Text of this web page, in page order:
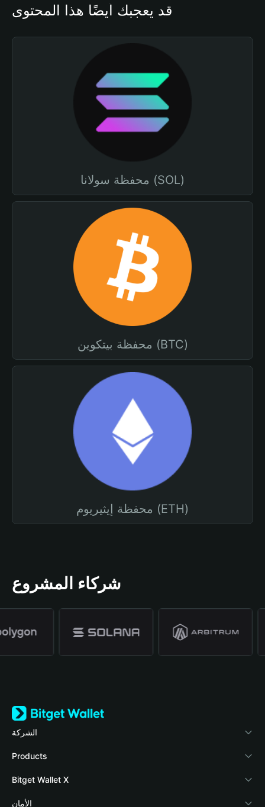
قد يعجبك أيضًا هذا المحتوى
محفظة سولانا (SOL)
محفظة بيتكوين (BTC)
محفظة إيثيريوم (ETH)
شركاء المشروع
الشركة
المدونة
الأكاديمية
Products
Crypto Card
Stablecoin Earn
Bitget Wallet X
المطورون
الأمان